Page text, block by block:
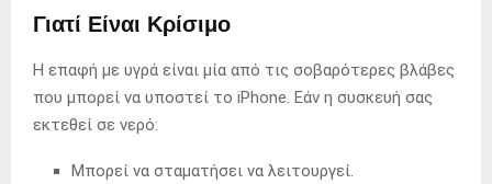
Γιατί Είναι Κρίσιμο
Η επαφή με υγρά είναι μία από τις σοβαρότερες βλάβες
που μπορεί να υποστεί το iPhone. Εάν η συσκευή σας
εκτεθεί σε νερό:
Μπορεί να σταματήσει να λειτουργεί.